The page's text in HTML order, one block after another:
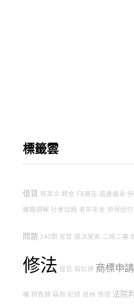
標籤雲
借貸 蔡英文 聘金 FB廣告 遺產繼承
離婚調解 社會話題 老年年金 勞保給付
問題 243期 宣誓 違法搜索 二級二審
修法 提告 假扣押 商標申請
囑 銷售額 竊取 紀錄 退休 舉證 法院